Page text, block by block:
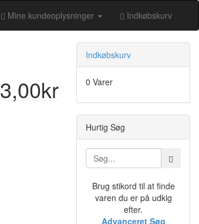
Mine kundeoplysninger Indkøbskurv
3,00kr
Indkøbskurv
0 Varer
Hurtig Søg
Brug stikord til at finde
varen du er på udkig
efter.
Advanceret Søg